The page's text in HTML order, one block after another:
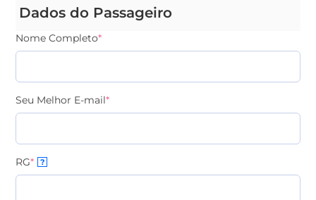
Dados do Passageiro
Nome Completo*
Seu Melhor E-mail*
RG* ?